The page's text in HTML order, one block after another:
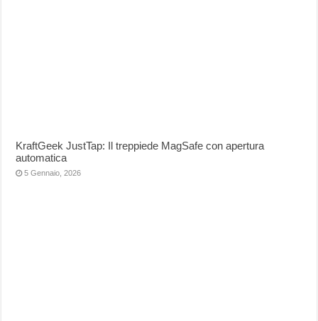
KraftGeek JustTap: Il treppiede MagSafe con apertura
automatica
5 Gennaio, 2026